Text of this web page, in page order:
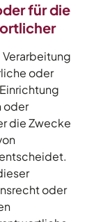
für die
oder
oder
die Zwecke
oder